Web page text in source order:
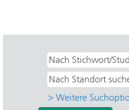
> Weitere